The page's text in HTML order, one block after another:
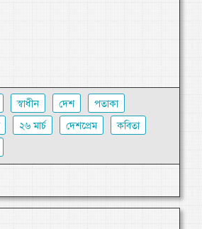
স্বাধীন দেশ
পতাকা
২৬ মার্চ দেশপ্রেম
কবিতা